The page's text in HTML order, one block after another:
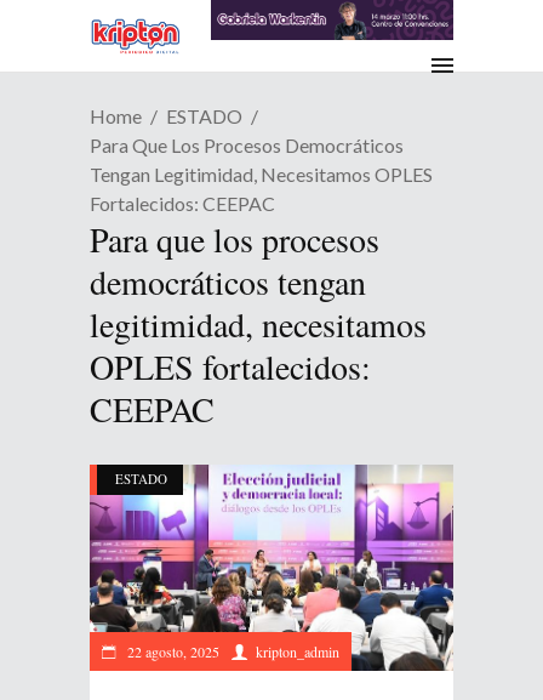
Home
ESTADO
Para Que Los Procesos Democráticos
Tengan Legitimidad, Necesitamos OPLES
Fortalecidos: CEEPAC
Para que los procesos
democráticos tengan
legitimidad, necesitamos
OPLES fortalecidos:
CEEPAC
ESTADO
22 agosto, 2025 kripton_admin